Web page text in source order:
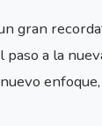
gran
a la